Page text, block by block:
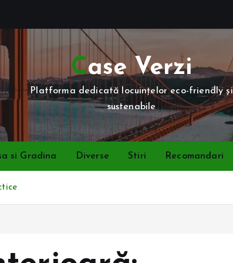
Case Verzi
Platforma dedicată locuințelor eco-friendly și
sustenabile
si Gradina Diverse Stiri Recomandari